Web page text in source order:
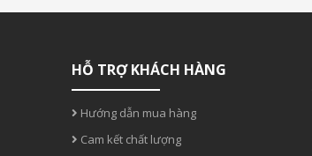
HỖ TRỢ KHÁCH HÀNG
Hướng dẫn mua hàng
Cam kết chất lượng